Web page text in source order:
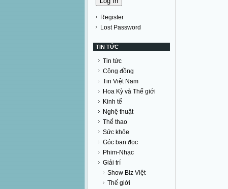
Register
Lost Password
TIN TỨC
Tin tức
Cộng đồng
Tin Việt Nam
Hoa Kỳ và Thế giới
Kinh tế
Nghệ thuật
Thể thao
Sức khỏe
Góc bạn đọc
Phim-Nhạc
Giải trí
Show Biz Việt
Thế giới